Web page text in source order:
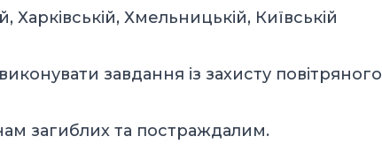
Харківській, Хмельницькій, Київській
завдання із захисту повітряного
загиблих та постраждалим.